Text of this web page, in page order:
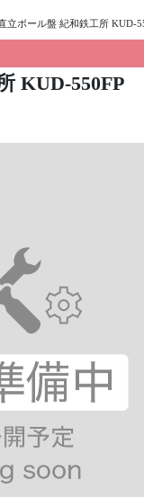
立ボール盤 紀和鉄工所 KUD-
KUD-550FP